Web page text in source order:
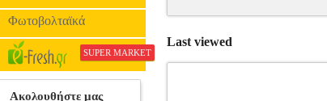
Φωτοβολταϊκά
SUPER MARKET
Last viewed